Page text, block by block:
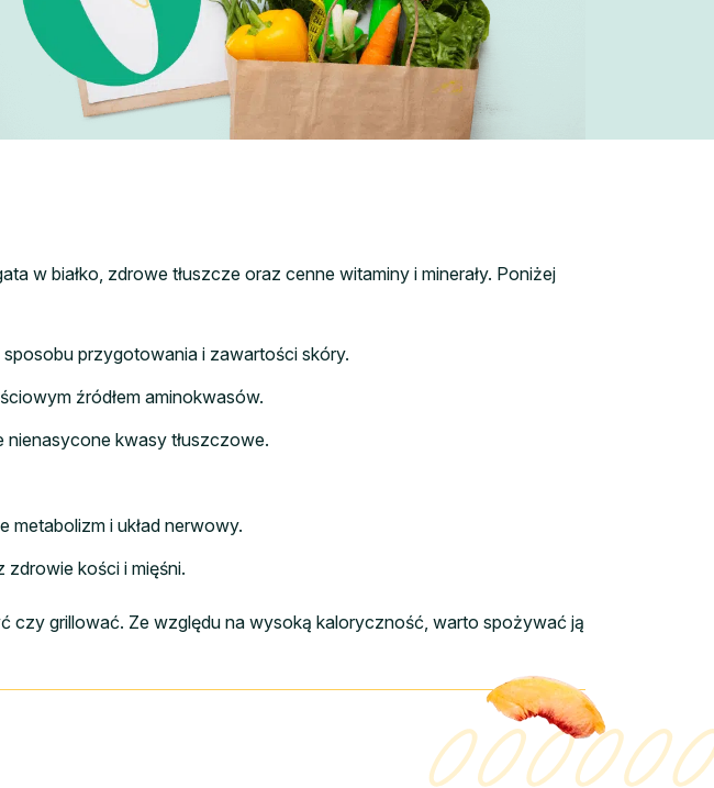
w białko, zdrowe tłuszcze oraz cenne witaminy i minerały. Poniżej
przygotowania i zawartości skóry.
źródłem aminokwasów.
nienasycone kwasy tłuszczowe.
metabolizm i układ nerwowy.
kości i mięśni.
czy grillować. Ze względu na wysoką kaloryczność, warto spożywać ją